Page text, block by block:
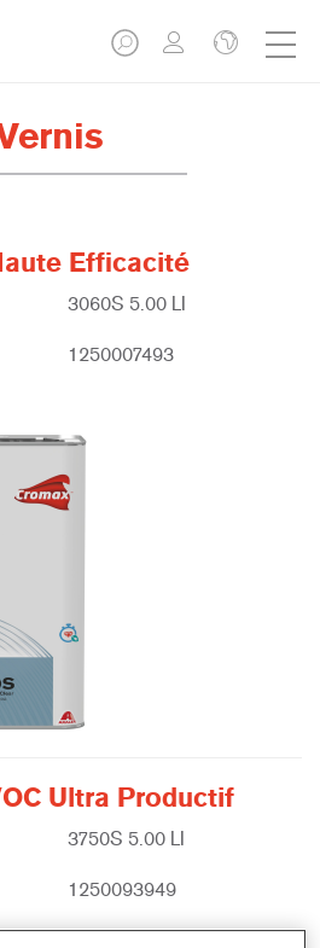
Efficacité
3060S 5.00 LI
1250007493
Ultra Productif
3750S 5.00 LI
1250093949